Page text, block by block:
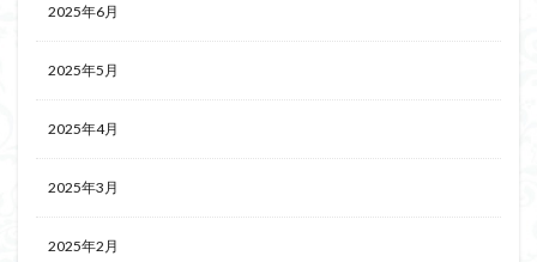
2025年6月
2025年5月
2025年4月
2025年3月
2025年2月